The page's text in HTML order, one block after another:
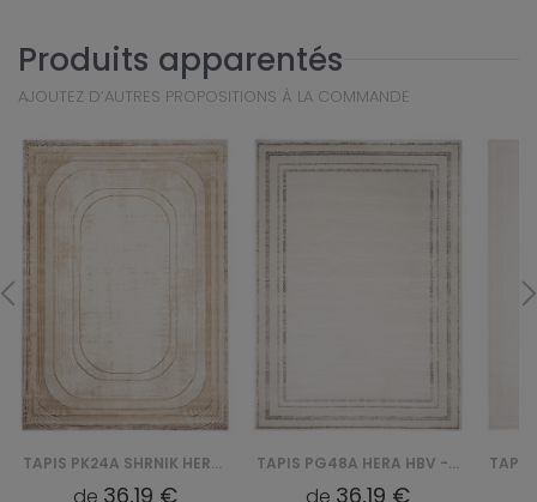
Produits apparentés
AJOUTEZ D’AUTRES PROPOSITIONS À LA COMMANDE
TAPIS PK24A SHRNIK HERA HBV - KREMOWY
36,19 €
TAPIS PG48A HERA HBV - BIAŁY
36,19 €